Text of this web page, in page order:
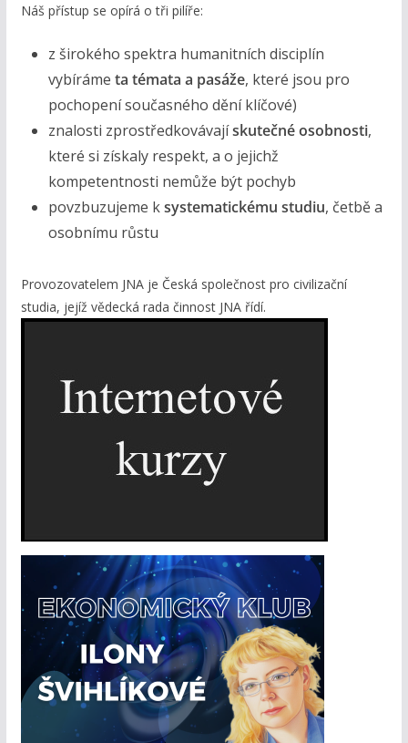
Náš přístup se opírá o tři pilíře:
z širokého spektra humanitních disciplín
vybíráme ta témata a pasáže, které jsou pro
pochopení současného dění klíčové)
znalosti zprostředkovávajískutečné osobnosti,
které si získaly respekt, a o jejichž
kompetentnosti nemůže být pochyb
povzbuzujeme ksystematickému studiu, četbě a
osobnímu růstu
Provozovatelem JNA je Česká společnost pro civilizační
studia, jejíž vědecká rada činnost JNA řídí.